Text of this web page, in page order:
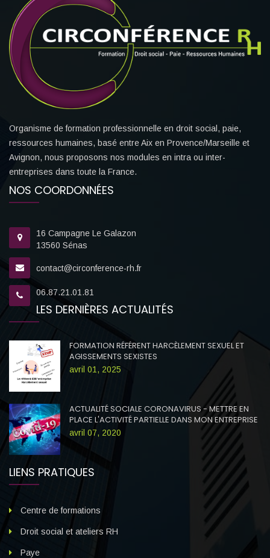
Organisme de formation professionnelle en droit social, paie,
ressources humaines, basé entre Aix en Provence/Marseille et
Avignon, nous proposons nos modules en intra ou inter-
entreprises dans toute la France.
NOS COORDONNÉES
16 Campagne Le Galazon
13560 Sénas
contact@circonference-rh.fr
06.87.21.01.81
LES DERNIÈRES ACTUALITÉS
FORMATION RÉFÉRENT HARCÈLEMENT SEXUEL ET
AGISSEMENTS SEXISTES
avril 01, 2025
ACTUALITÉ SOCIALE CORONAVIRUS - METTRE EN
PLACE L'ACTIVITÉ PARTIELLE DANS MON ENTREPRISE
avril 07, 2020
LIENS PRATIQUES
Centre de formations
Droit social et ateliers RH
Paye